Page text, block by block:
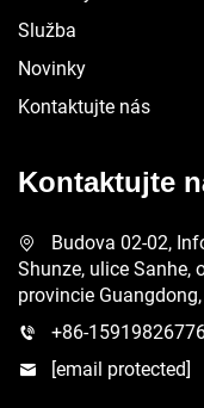
Služba
Novinky
Kontaktujte nás
Kontaktujte
Budova 02-02,
Shunze, ulice Sanhe,
provincie
+86-
[email protected]